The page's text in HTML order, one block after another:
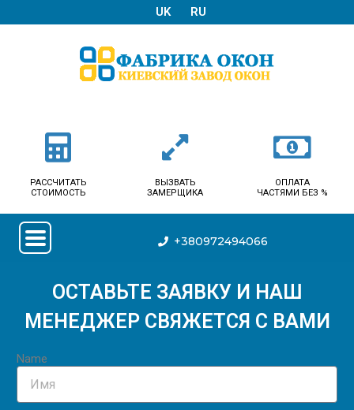
UK RU
РАССЧИТАТЬ
СТОИМОСТЬ
ВЫЗВАТЬ
ЗАМЕРЩИКА
ОПЛАТА
ЧАСТЯМИ БЕЗ %
+380972494066
ОСТАВЬТЕ ЗАЯВКУ И НАШ
МЕНЕДЖЕР СВЯЖЕТСЯ С ВАМИ
Name